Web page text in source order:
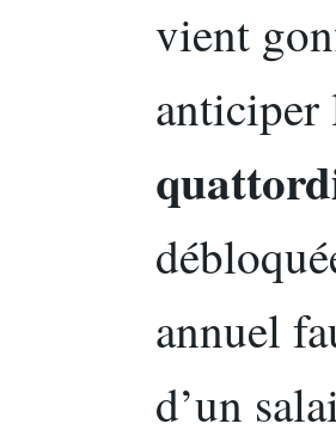
vient
anticiper
annuel
d’un